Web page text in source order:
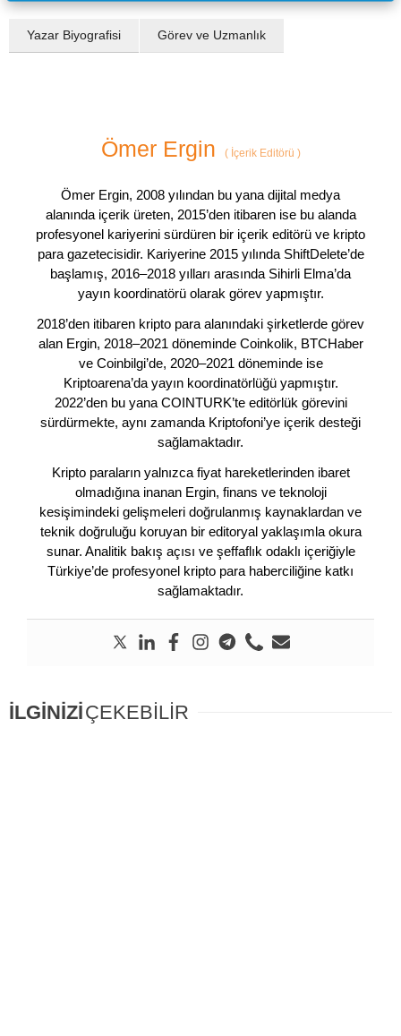
Yazar Biyografisi Görev ve Uzmanlık
Ömer Ergin (İçerik Editörü )
Ömer Ergin, 2008 yılından bu yana dijital medya
alanında içerik üreten, 2015’den itibaren ise bu alanda
profesyonel kariyerini sürdüren bir içerik editörü ve kripto
para gazetecisidir. Kariyerine 2015 yılında ShiftDelete’de
başlamış, 2016–2018 yılları arasında Sihirli Elma’da
yayın koordinatörü olarak görev yapmıştır.
2018’den itibaren kripto para alanındaki şirketlerde görev
alan Ergin, 2018–2021 döneminde Coinkolik, BTCHaber
ve Coinbilgi’de, 2020–2021 döneminde ise
Kriptoarena’da yayın koordinatörlüğü yapmıştır.
2022’den bu yana COINTURK’te editörlük görevini
sürdürmekte, aynı zamanda Kriptofoni’ye içerik desteği
sağlamaktadır.
Kripto paraların yalnızca fiyat hareketlerinden ibaret
olmadığına inanan Ergin, finans ve teknoloji
kesişimindeki gelişmeleri doğrulanmış kaynaklardan ve
teknik doğruluğu koruyan bir editoryal yaklaşımla okura
sunar. Analitik bakış açısı ve şeffaflık odaklı içeriğiyle
Türkiye’de profesyonel kripto para haberciliğine katkı
sağlamaktadır.
İLGİNİZİÇEKEBİLİR